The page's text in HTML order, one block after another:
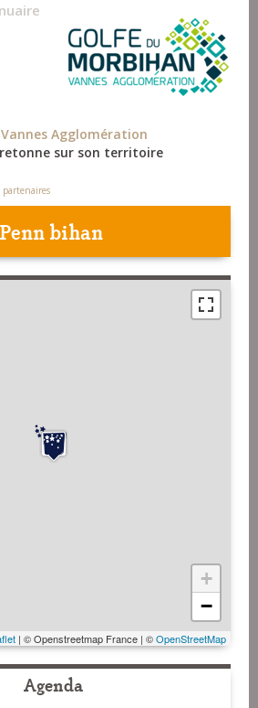
Agglomération
sur son territoire
bihan
+
−
| © Openstreetmap France | ©OpenStreetMap
Agenda